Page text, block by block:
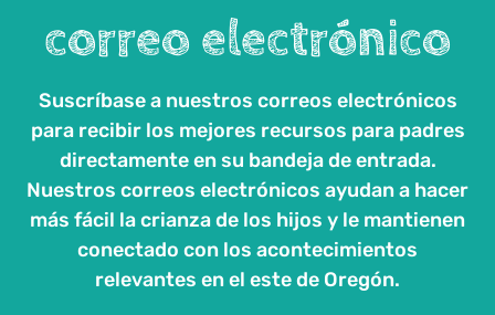
correo electrónico
Suscríbase a nuestros correos electrónicos
para recibir los mejores recursos para padres
directamente en su bandeja de entrada.
Nuestros correos electrónicos ayudan a hacer
más fácil la crianza de los hijos y le mantienen
conectado con los acontecimientos
relevantes en el este de Oregón.